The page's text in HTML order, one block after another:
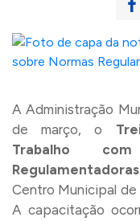
A Administração
de março, o
Trabalho
Regulamentadoras
Centro Municipal de
A capacitação